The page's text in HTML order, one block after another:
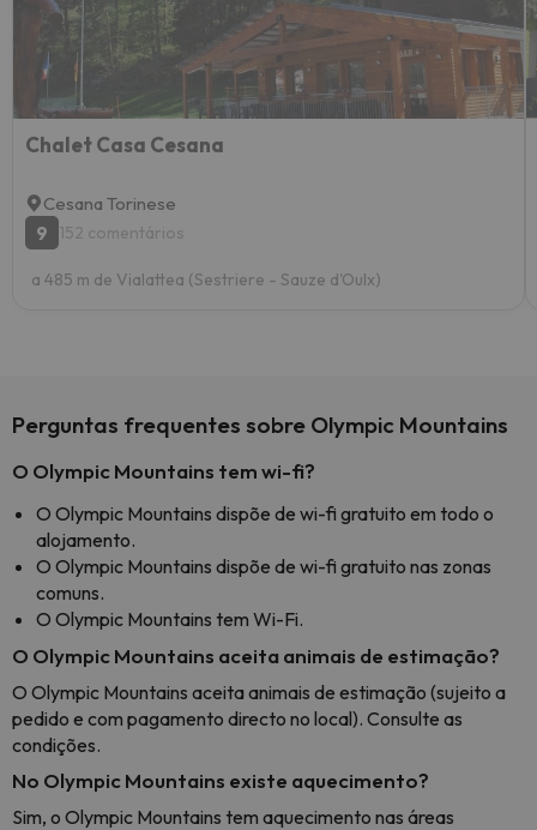
Chalet Casa Cesana
Cesana Torinese
9
152 comentários
a 485 m de Vialattea (Sestriere - Sauze d'Oulx)
Perguntas frequentes sobre Olympic Mountains
O Olympic Mountains tem wi-fi?
O Olympic Mountains dispõe de wi-fi gratuito em todo o
alojamento.
O Olympic Mountains dispõe de wi-fi gratuito nas zonas
comuns.
O Olympic Mountains tem Wi-Fi.
O Olympic Mountains aceita animais de estimação?
O Olympic Mountains aceita animais de estimação (sujeito a
pedido e com pagamento directo no local). Consulte as
condições.
No Olympic Mountains existe aquecimento?
Sim, o Olympic Mountains tem aquecimento nas áreas